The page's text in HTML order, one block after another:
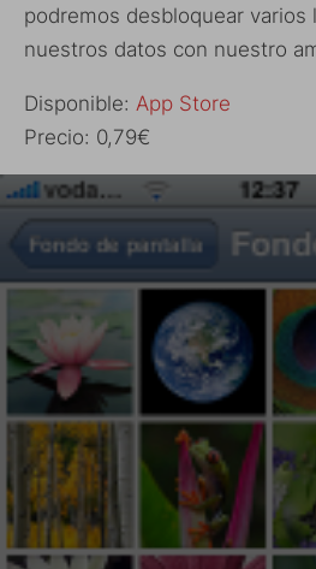
podremos desbloquear
nuestros datos con nuestro
Disponible: App Store
Precio: 0,79€